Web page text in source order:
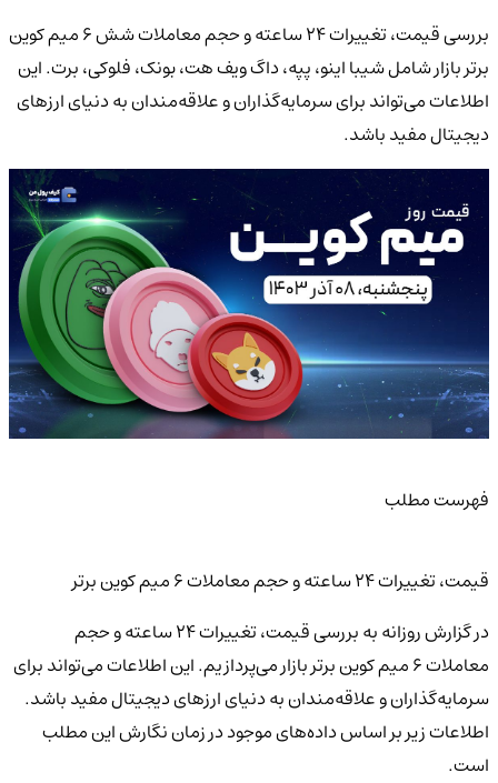
بررسی قیمت، تغییرات 24 ساعته و حجم معاملات شش 6 میم کوین
برتر بازار شامل شیبا اینو، پپه، داگ ویف هت، بونک، فلوکی، برت. این
اطلاعات می‌تواند برای سرمایه‌گذاران و علاقه‌مندان به دنیای ارزهای
دیجیتال مفید باشد.
فهرست مطلب
قیمت، تغییرات 24 ساعته و حجم معاملات 6 میم کوین برتر
در گزارش روزانه به بررسی قیمت، تغییرات 24 ساعته و حجم
معاملات 6 میم کوین برتر بازار می‌پردازیم. این اطلاعات می‌تواند برای
سرمایه‌گذاران و علاقه‌مندان به دنیای ارزهای دیجیتال مفید باشد.
اطلاعات زیر بر اساس داده‌های موجود در زمان نگارش این مطلب
است.